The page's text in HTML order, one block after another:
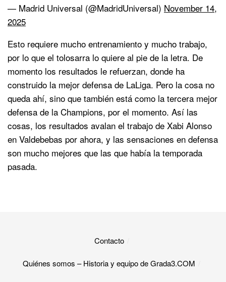
— Madrid Universal (@MadridUniversal) November 14,
2025
Esto requiere mucho entrenamiento y mucho trabajo,
por lo que el tolosarra lo quiere al pie de la letra. De
momento los resultados le refuerzan, donde ha
construido la mejor defensa de LaLiga. Pero la cosa no
queda ahí, sino que también está como la tercera mejor
defensa de la Champions, por el momento. Así las
cosas, los resultados avalan el trabajo de Xabi Alonso
en Valdebebas por ahora, y las sensaciones en defensa
son mucho mejores que las que había la temporada
pasada.
Contacto
Quiénes somos – Historia y equipo de Grada3.COM